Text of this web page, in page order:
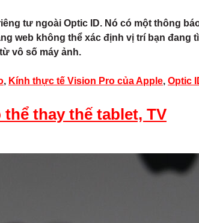
tư ngoài Optic ID. Nó có một thông
web không thể xác định vị trí bạn
vô số máy ảnh.
, Kính thực tế Vision Pro của Apple, Optic
thay thế tablet, TV